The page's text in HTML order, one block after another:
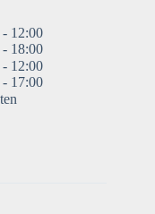
12:00
- 18:00
12:00
- 17:00